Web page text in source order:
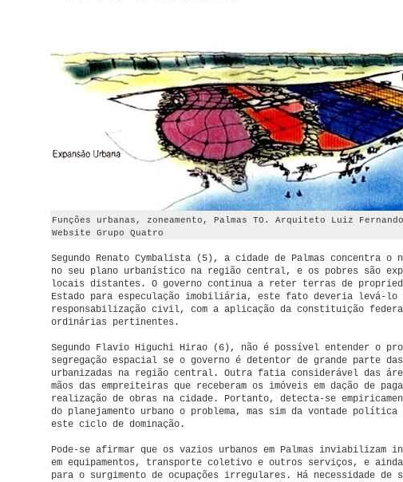
Funções urbanas, zoneamento, Palmas TO. Arquiteto Luiz
Website Grupo Quatro
Segundo Renato Cymbalista (5), a cidade de Palmas concentra o
no seu plano urbanístico na região central, e os pobres são
locais distantes. O governo continua a reter terras de
Estado para especulação imobiliária, este fato deveria levá-lo
responsabilização civil, com a aplicação da constituição
ordinárias pertinentes.
Segundo Flavio Higuchi Hirao (6), não é possível entender o
segregação espacial se o governo é detentor de grande parte
urbanizadas na região central. Outra fatia considerável das
mãos das empreiteiras que receberam os imóveis em dação de
realização de obras na cidade. Portanto, detecta-se
do planejamento urbano o problema, mas sim da vontade política
este ciclo de dominação.
Pode-se afirmar que os vazios urbanos em Palmas inviabilizam
em equipamentos, transporte coletivo e outros serviços, e
para o surgimento de ocupações irregulares. Há necessidade de